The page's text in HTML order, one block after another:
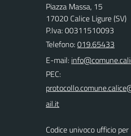
Piazza Massa, 15
17020 Calice Ligure (SV)
P.Iva: 00311510093
Telefono:019.65433
E-mail:
PEC:
Codice univoco ufficio per